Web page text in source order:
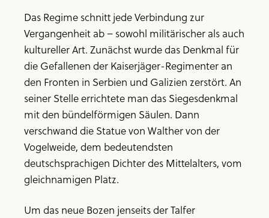
Das Regime schnitt jede Verbindung zur
Vergangenheit ab – sowohl militärischer als auch
kultureller Art. Zunächst wurde das Denkmal für
die Gefallenen der Kaiserjäger-Regimenter an
den Fronten in Serbien und Galizien zerstört. An
seiner Stelle errichtete man das Siegesdenkmal
mit den bündelförmigen Säulen. Dann
verschwand die Statue von Walther von der
Vogelweide, dem bedeutendsten
deutschsprachigen Dichter des Mittelalters, vom
gleichnamigen Platz.
Um das neue Bozen jenseits der Talfer